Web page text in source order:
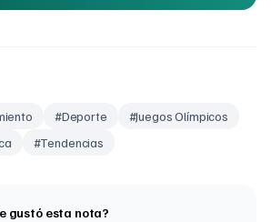
#Deporte #Juegos Olímpicos
#Tendencias
gustó esta nota?